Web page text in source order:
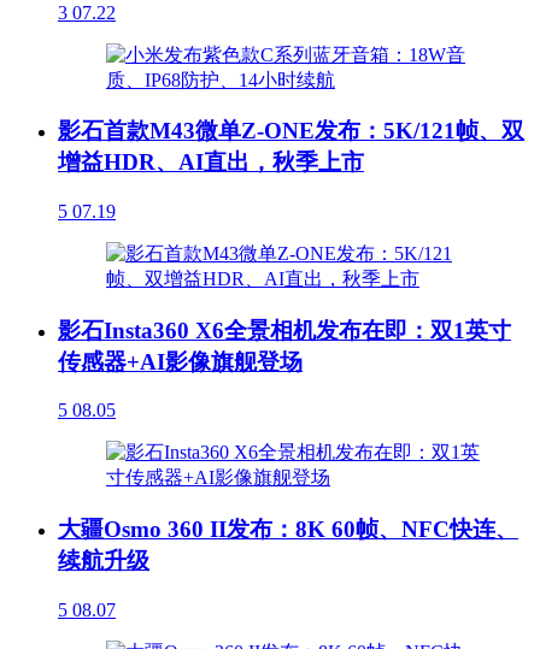
3 07.22
影石首款M43微单Z-ONE发布：5K/121帧、双
增益HDR、AI直出，秋季上市
5 07.19
影石Insta360 X6全景相机发布在即：双1英寸
传感器+AI影像旗舰登场
5 08.05
大疆Osmo 360 II发布：8K 60帧、NFC快连、
续航升级
5 08.07